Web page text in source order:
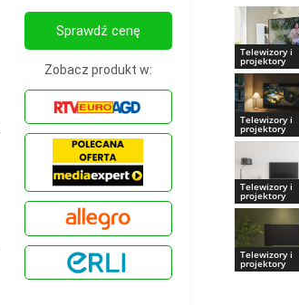
Sprawdź cenę
Zobacz produkt w:
Telewizory i
projektory
Telewizory i
projektory
Telewizory i
projektory
Telewizory i
projektory